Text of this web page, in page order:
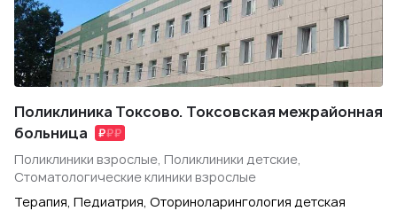
Поликлиника Токсово. Токсовская межрайонная
больница
Поликлиники взрослые, Поликлиники детские,
Стоматологические клиники взрослые
Терапия, Педиатрия, Оториноларингология детская